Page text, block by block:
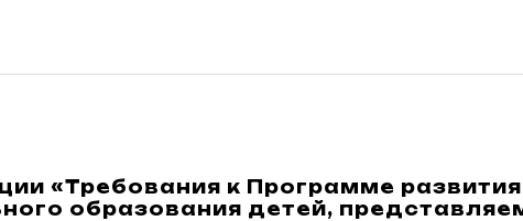
«Требования к Программе развития
образования детей,